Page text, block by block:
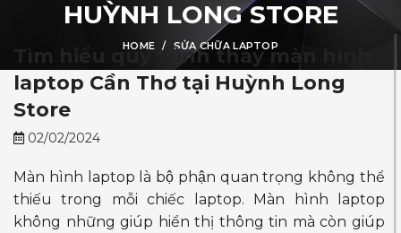
HUỲNH LONG STORE
HOME SỬA CHỮA LAPTOP
Tìm hiểu quy trình thay màn hình
laptop Cần Thơ tại Huỳnh Long
Store
02/02/2024
Màn hình laptop là bộ phận quan trọng không thể
thiếu trong mỗi chiếc laptop. Màn hình laptop
không những giúp hiển thị thông tin mà còn giúp